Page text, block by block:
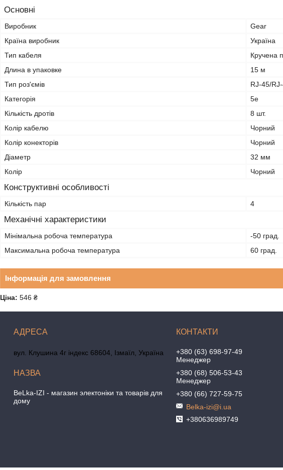
Основні
Виробник
Gear
Країна виробник
Україна
Тип кабеля
Кручена
Длина в упаковке
15 м
Тип роз'ємів
RJ-45/
Категорія
5e
Кількість дротів
8 шт.
Колір кабелю
Чорний
Колір конекторів
Чорний
Діаметр
32 мм
Колір
Чорний
Конструктивні особливості
Кількість пар 4
Механічні характеристики
Мінімальна робоча температура
-50 град.
Максимальна робоча температура
60 град.
Інформація для замовлення
Ціна: 546 ₴
вул. Клушина 4г індекс 68604, Ізмаїл, Україна
BeLka-IZI - магазин электоніки та товарів для
дому
+380 (63) 698-97-49
Менеджер
+380 (68) 506-53-43
Менеджер
+380 (66) 727-59-75
Belka-izi@i.ua
+380636989749